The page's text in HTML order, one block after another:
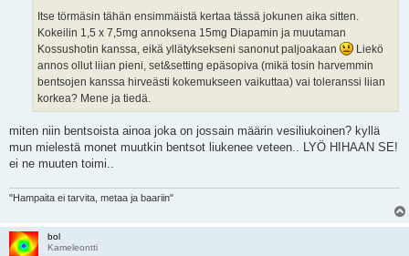
Itse törmäsin tähän ensimmäistä kertaa tässä jokunen aika sitten.
Kokeilin 1,5 x 7,5mg annoksena 15mg Diapamin ja muutaman
Kossushotin kanssa, eikä yllätyksekseni sanonut paljoakaan
Liekö
annos ollut liian pieni, set&setting epäsopiva (mikä tosin harvemmin
bentsojen kanssa hirveästi kokemukseen vaikuttaa) vai toleranssi liian
korkea? Mene ja tiedä.
miten niin bentsoista ainoa joka on jossain määrin vesiliukoinen? kyllä
mun mielestä monet muutkin bentsot liukenee veteen.. LYÖ HIHAAN SE!
ei ne muuten toimi..
"Hampaita ei tarvita, metaa ja baariin"
bol
Kameleontti